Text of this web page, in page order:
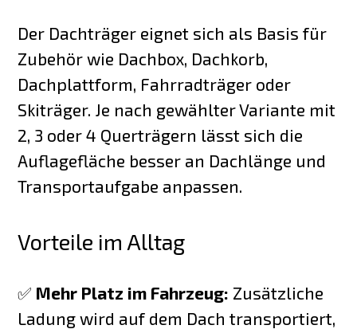
Der Dachträger eignet sich als Basis für
Zubehör wie Dachbox, Dachkorb,
Dachplattform, Fahrradträger oder
Skiträger. Je nach gewählter Variante mit
2, 3 oder 4 Querträgern lässt sich die
Auflagefläche besser an Dachlänge und
Transportaufgabe anpassen.
Vorteile im Alltag
✅ Mehr Platz im Fahrzeug: Zusätzliche
Ladung wird auf dem Dach transportiert,